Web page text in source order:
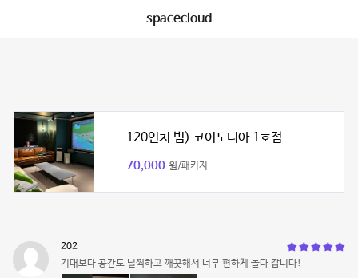
spacecloud
120인치 빔) 코이노니아 1호점
70,000 원/패키지
202
기대보다 공간도 널찍하고 깨끗해서 너무 편하게 놀다 갑니다!